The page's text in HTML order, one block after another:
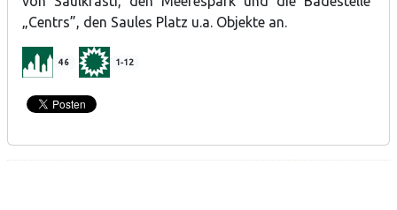
„Centrs”, den Saules Platz u.a. Objekte an.
46 1-12